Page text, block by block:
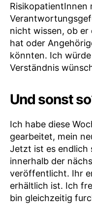
RisikopatientInnen
nicht wissen, ob er
hat oder
könnten. Ich
Verständnis
Und sonst
Ich habe diese
gearbeitet, mein
Jetzt ist es endlich
innerhalb der
veröffentlicht. Ihr
erhältlich ist. Ich
bin gleichzeitig